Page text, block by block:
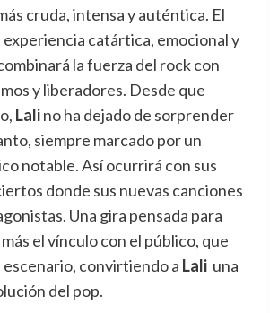
cruda, intensa y auténtica. El
experiencia catártica, emocional y
la fuerza del rock con
y liberadores. Desde que
Lalino ha dejado de sorprender
siempre marcado por un
notable. Así ocurrirá con sus
donde sus nuevas canciones
Una gira pensada para
el vínculo con el público, que
convirtiendo a Laliuna
del pop.